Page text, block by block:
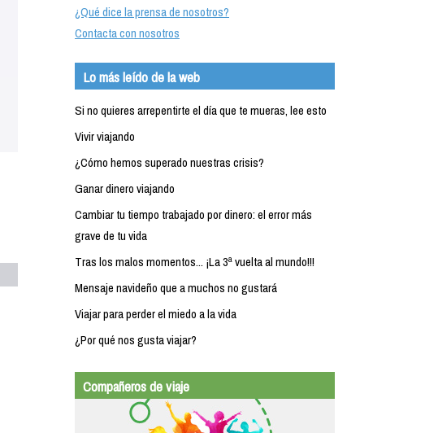
¿Qué dice la prensa de nosotros?
Contacta con nosotros
Lo más leído de la web
Si no quieres arrepentirte el día que te mueras, lee esto
Vivir viajando
¿Cómo hemos superado nuestras crisis?
Ganar dinero viajando
Cambiar tu tiempo trabajado por dinero: el error más
grave de tu vida
Tras los malos momentos... ¡La 3ª vuelta al mundo!!!
Mensaje navideño que a muchos no gustará
Viajar para perder el miedo a la vida
¿Por qué nos gusta viajar?
Compañeros de viaje